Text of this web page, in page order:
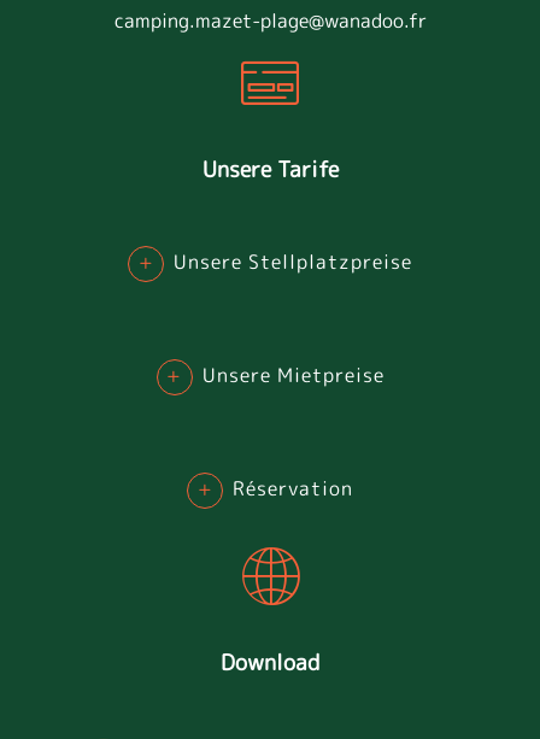
camping.mazet-plage@wanadoo.fr
Unsere Tarife
+ Unsere Stellplatzpreise
+ Unsere Mietpreise
+ Réservation
Download